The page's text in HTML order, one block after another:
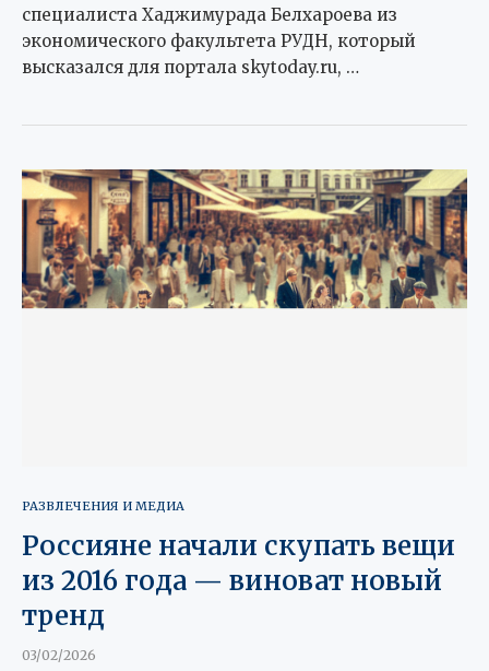
специалиста Хаджимурада Белхароева из
экономического факультета РУДН, который
высказался для портала skytoday.ru, …
РАЗВЛЕЧЕНИЯ И МЕДИА
Россияне начали скупать вещи
из 2016 года — виноват новый
тренд
03/02/2026